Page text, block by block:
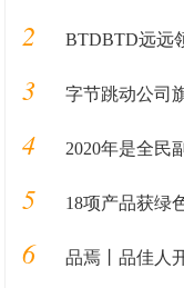
2 BTDBTD远远领
3 字节跳动公司
4 2020年是全民
5 18项产品获绿色产品认
6 品焉丨品佳人开